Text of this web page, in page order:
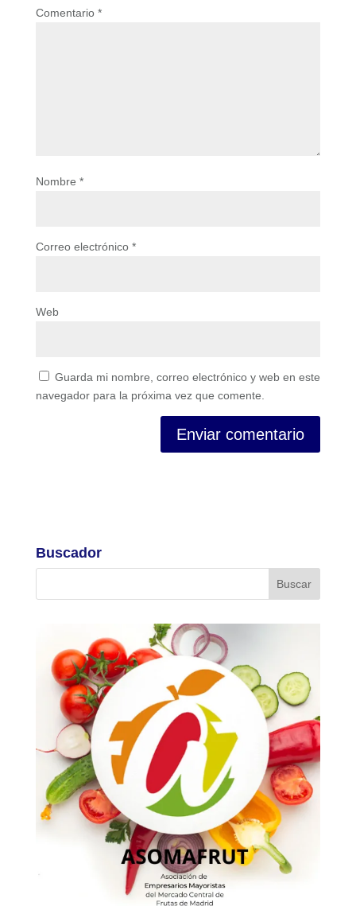
Comentario *
Nombre *
Correo electrónico *
Web
Guarda mi nombre, correo electrónico y web en este
navegador para la próxima vez que comente.
Buscador